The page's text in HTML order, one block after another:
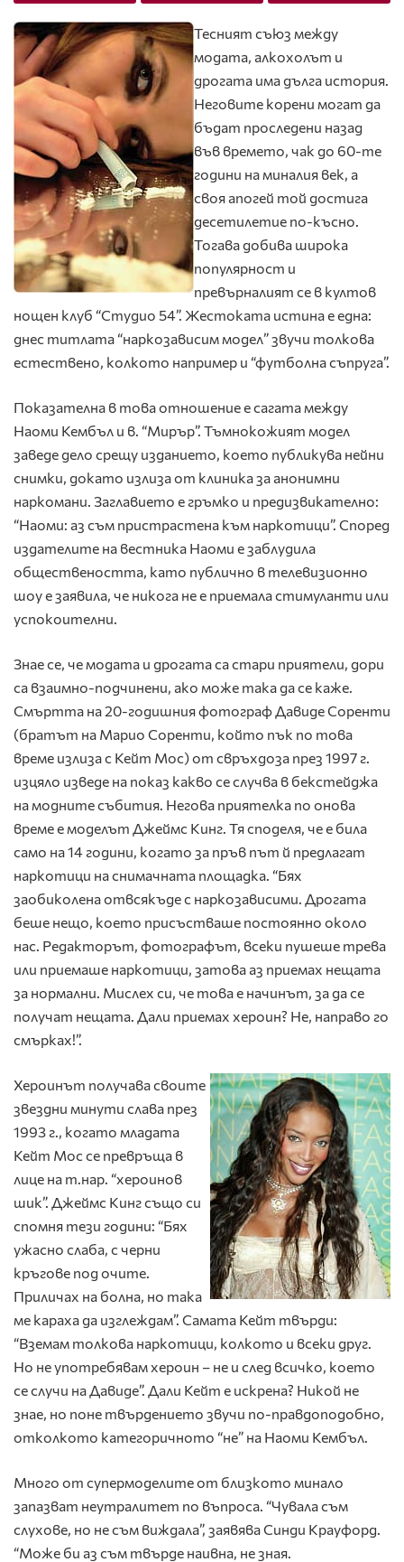
Тесният съюз между
модата, алкохолът и
дрогата има дълга история.
Неговите корени могат да
бъдат проследени назад
във времето, чак до 60-те
години на миналия век, а
своя апогей той достига
десетилетие по-късно.
Тогава добива широка
популярност и
превърналият се в култов
нощен клуб “Студио 54”. Жестоката истина е една:
днес титлата “наркозависим модел” звучи толкова
естествено, колкото например и “футболна съпруга”.
Показателна в това отношение е сагата между
Наоми Кембъл и в. “Мирър”. Тъмнокожият модел
заведе дело срещу изданието, което публикува нейни
снимки, докато излиза от клиника за анонимни
наркомани. Заглавието е гръмко и предизвикателно:
“Наоми: аз съм пристрастена към наркотици”. Според
издателите на вестника Наоми е заблудила
обществеността, като публично в телевизионно
шоу е заявила, че никога не е приемала стимуланти или
успокоителни.
Знае се, че модата и дрогата са стари приятели, дори
са взаимно-подчинени, ако може така да се каже.
Смъртта на 20-годишния фотограф Давиде Соренти
(братът на Марио Соренти, който пък по това
време излиза с Кейт Мос) от свръхдоза през 1997 г.
изцяло изведе на показ какво се случва в бекстейджа
на модните събития. Негова приятелка по онова
време е моделът Джеймс Кинг. Тя споделя, че е била
само на 14 години, когато за пръв път й предлагат
наркотици на снимачната площадка. “Бях
заобиколена отвсякъде с наркозависими. Дрогата
беше нещо, което присъстваше постоянно около
нас. Редакторът, фотографът, всеки пушеше трева
или приемаше наркотици, затова аз приемах нещата
за нормални. Мислех си, че това е начинът, за да се
получат нещата. Дали приемах хероин? Не, направо го
смърках!”.
Хероинът получава своите
звездни минути слава през
1993 г., когато младата
Кейт Мос се превръща в
лице на т.нар. “хероинов
шик”. Джеймс Кинг също си
спомня тези години: “Бях
ужасно слаба, с черни
кръгове под очите.
Приличах на болна, но така
ме караха да изглеждам”. Самата Кейт твърди:
“Вземам толкова наркотици, колкото и всеки друг.
Но не употребявам хероин – не и след всичко, което
се случи на Давиде”. Дали Кейт е искрена? Никой не
знае, но поне твърдението звучи по-правдоподобно,
отколкото категоричното “не” на Наоми Кембъл.
Много от супермоделите от близкото минало
запазват неутралитет по въпроса. “Чувала съм
слухове, но не съм виждала”, заявява Синди Крауфорд.
“Може би аз съм твърде наивна, не зная.